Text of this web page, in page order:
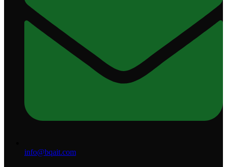
info@bqait.com